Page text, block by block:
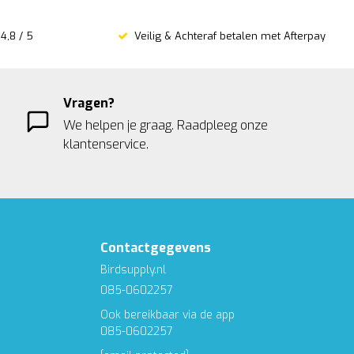
/ 5 Veilig & Achteraf betalen met Afterpay
Vragen?
We helpen je graag. Raadpleeg onze
klantenservice.
Contactgegevens
Birdsupply.nl
085-0602257
Ook bereikbaar via de app
085-0602257